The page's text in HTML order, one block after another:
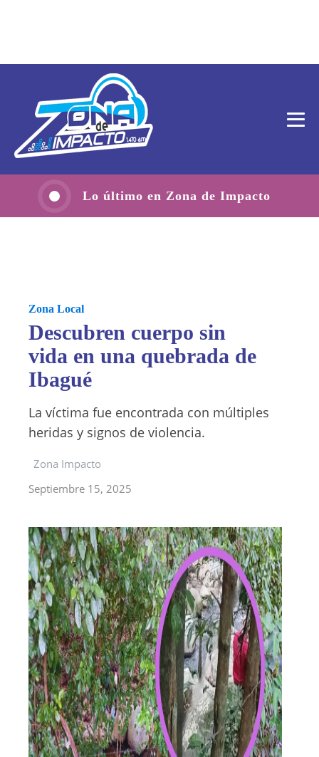
Lo último en Zona de Impacto
Zona Local
Descubren cuerpo sin
vida en una quebrada de
Ibagué
La víctima fue encontrada con múltiples
heridas y signos de violencia.
Zona Impacto
Septiembre 15, 2025